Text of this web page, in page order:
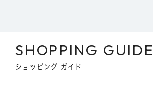
SHOPPING GUIDE
ショッピング ガイド